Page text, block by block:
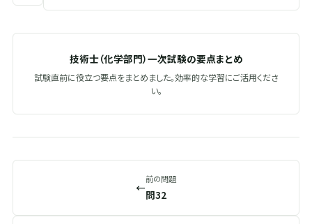
技術士（化学部門）一次試験の要点まとめ
試験直前に役立つ要点をまとめました。効率的な学習にご活用くださ
い。
←
前の問題
問32